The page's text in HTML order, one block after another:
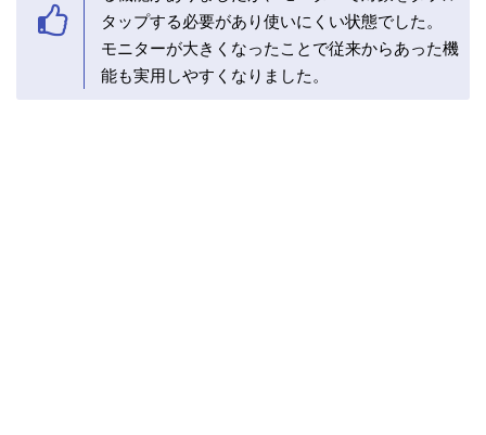
タップする必要があり使いにくい状態でした。
モニターが大きくなったことで従来からあった機
能も実用しやすくなりました。